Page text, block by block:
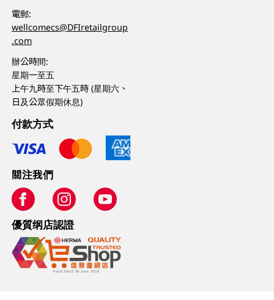
電郵:
wellcomecs@DFIretailgroup
.com
辦公時間:
星期一至五
上午九時至下午五時 (星期六、
日及公眾假期休息)
付款方式
關注我們
優質纲店認證